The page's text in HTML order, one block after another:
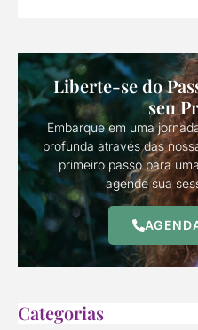
Liberte-se do
seu
Embarque em uma
profunda através das
primeiro passo para
agende sua
Categorias